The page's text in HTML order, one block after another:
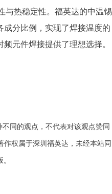
与热稳定性。福英达的中温锡
分比例，实现了焊接温度的
元件焊接提供了理想选择。
同的观点，不代表对该观点赞同
权属于深圳福英达，未经本站同